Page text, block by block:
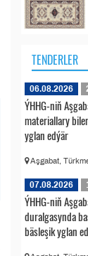
TENDERLER
06.08.2026
ÝHHG-niň
materiallary
yglan edýär
Aşgabat,
07.08.2026
ÝHHG-niň
duralgasynda
bäsleşik yglan